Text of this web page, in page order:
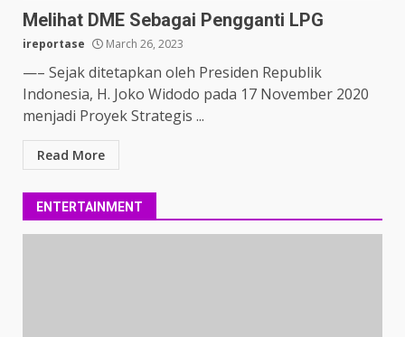
Melihat DME Sebagai Pengganti LPG
ireportase March 26, 2023
—– Sejak ditetapkan oleh Presiden Republik
Indonesia, H. Joko Widodo pada 17 November 2020
menjadi Proyek Strategis ...
Read More
ENTERTAINMENT